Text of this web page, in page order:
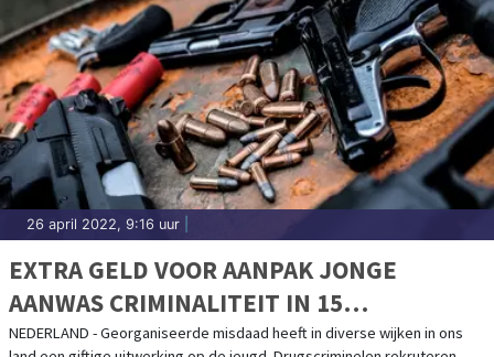
26 april 2022, 9:16 uur
EXTRA GELD VOOR AANPAK JONGE
AANWAS CRIMINALITEIT IN 15
GEMEENTEN
NEDERLAND - Georganiseerde misdaad heeft in diverse wijken in ons